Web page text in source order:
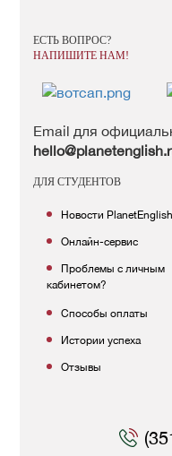
ЕСТЬ ВОПРОС?
НАПИШИТЕ НАМ!
Email для
ДЛЯ СТУДЕНТОВ
Новости PlanetEnglish
Онлайн-сервис
Проблемы с личным
кабинетом?
Способы оплаты
Истории успеха
Отзывы